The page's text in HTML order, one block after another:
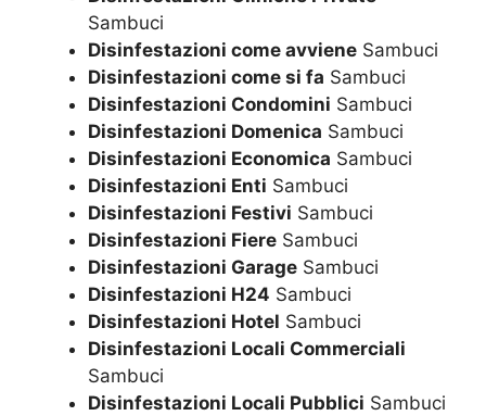
Sambuci
Disinfestazioni come avviene Sambuci
Disinfestazioni come si fa Sambuci
Disinfestazioni Condomini Sambuci
Disinfestazioni Domenica Sambuci
Disinfestazioni Economica Sambuci
Disinfestazioni Enti Sambuci
Disinfestazioni Festivi Sambuci
Disinfestazioni Fiere Sambuci
Disinfestazioni Garage Sambuci
Disinfestazioni H24 Sambuci
Disinfestazioni Hotel Sambuci
Disinfestazioni Locali Commerciali
Sambuci
Disinfestazioni Locali Pubblici Sambuci